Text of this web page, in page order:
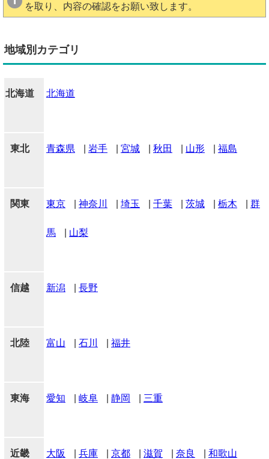
を取り、内容の確認をお願い致します。
地域別カテゴリ
北海道 北海道
東北 青森県 岩手 宮城 秋田 山形 福島
関東 東京 神奈川 埼玉 千葉 茨城 栃木 群
馬 山梨
信越 新潟 長野
北陸 富山 石川 福井
東海 愛知 岐阜 静岡 三重
近畿 大阪 兵庫 京都 滋賀 奈良 和歌山